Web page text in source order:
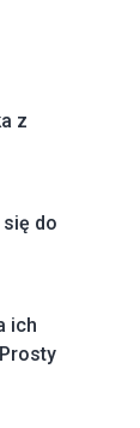
z
do
ich